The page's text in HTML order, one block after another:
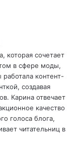
которая сочетает
в сфере моды,
контент-
создавая
Карина отвечает
качество
голоса блога,
читательниц в